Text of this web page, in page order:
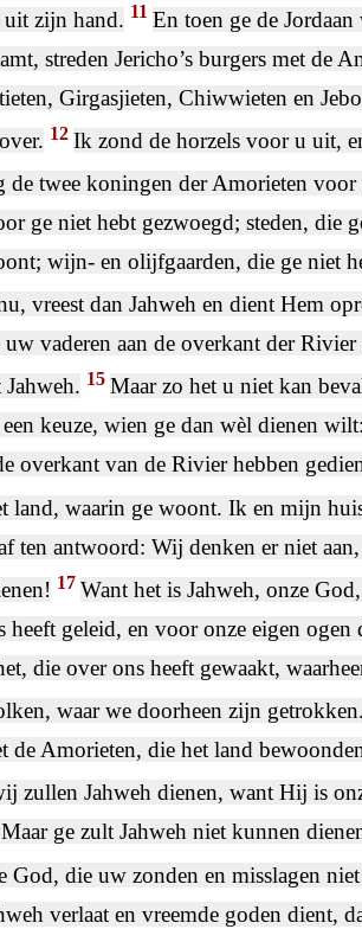
zijn hand. 11 En toen ge de
streden Jericho’s burgers met de
Girgasjieten, Chiwwieten en
12Ik zond de horzels voor u uit,
de twee koningen der Amorieten
ge niet hebt gezwoegd; steden, die
wijn- en olijfgaarden, die ge niet
vreest dan Jahweh en dient Hem
vaderen aan de overkant der
15 Maar zo het u niet kan
keuze, wien ge dan wèl dienen
overkant van de Rivier hebben
land, waarin ge woont. Ik en mijn
ten antwoord: Wij denken er niet aan,
17 Want het is Jahweh, onze
heeft geleid, en voor onze eigen ogen
die over ons heeft gewaakt,
waar we doorheen zijn getrokken.
de Amorieten, die het land
zullen Jahweh dienen, want Hij is
ge zult Jahweh niet kunnen
God, die uw zonden en misslagen
verlaat en vreemde goden dient,